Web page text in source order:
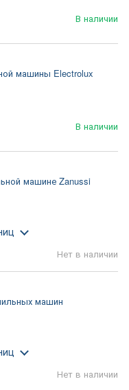
В наличии
машины Electrolux
В наличии
машине Zanussi
Нет в наличии
машин
Нет в наличии